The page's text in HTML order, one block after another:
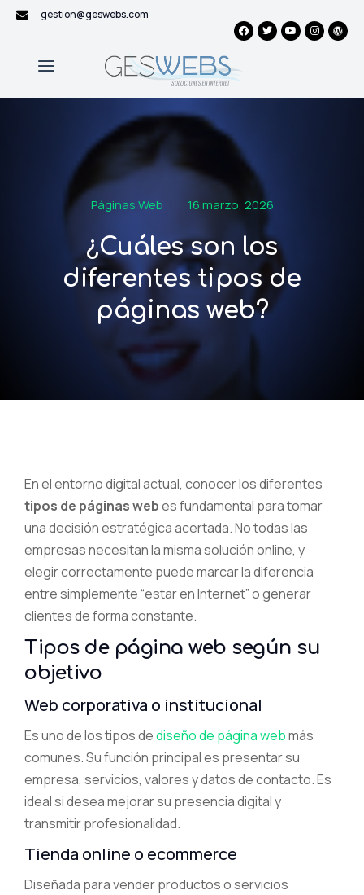
gestion@geswebs.com
Páginas Web 16 marzo, 2026
¿Cuáles son los
diferentes tipos de
páginas web?
En el entorno digital actual, conocer los diferentes
tipos de páginas webes fundamental para tomar
una decisión estratégica acertada. No todas las
empresas necesitan la misma solución online, y
elegir correctamente puede marcar la diferencia
entre simplemente “estar en Internet” o generar
clientes de forma constante.
Tipos de página web según su
objetivo
Web corporativa o institucional
Es uno de los tipos dediseño de página webmás
comunes. Su función principal es presentar su
empresa, servicios, valores y datos de contacto. Es
ideal si desea mejorar su presencia digital y
transmitir profesionalidad.
Tienda online o ecommerce
Diseñada para vender productos o servicios